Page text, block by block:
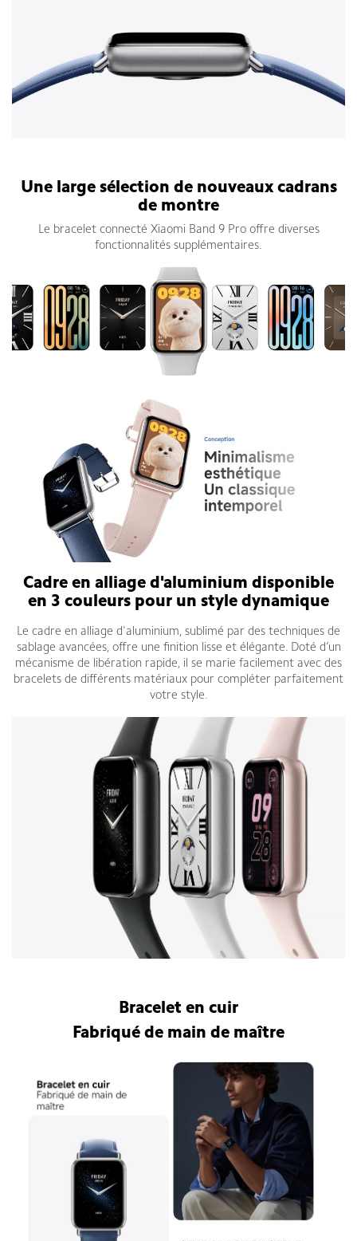
Une large sélection de nouveaux cadrans
de montre
Le bracelet connecté Xiaomi Band 9 Pro offre diverses
fonctionnalités supplémentaires.
Cadre en alliage d'aluminium disponible
en 3 couleurs pour un style dynamique
Le cadre en alliage d'aluminium, sublimé par des techniques de
sablage avancées, offre une finition lisse et élégante. Doté d’un
mécanisme de libération rapide, il se marie facilement avec des
bracelets de différents matériaux pour compléter parfaitement
votre style.
Bracelet en cuir
Fabriqué de main de maître